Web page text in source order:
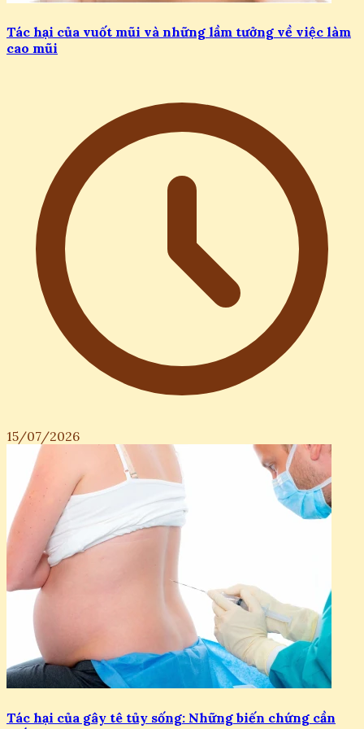
Tác hại của vuốt mũi và những lầm tưởng về việc làm
cao mũi
15/07/2026
Tác hại của gây tê tủy sống: Những biến chứng cần